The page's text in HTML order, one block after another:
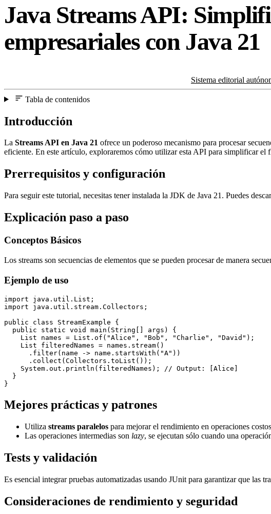
Java Streams API:
empresariales con Java 21
Sistema editorial
Tabla de contenidos
Introducción
La Streams API en Java 21 ofrece un poderoso mecanismo para procesar
eficiente. En este artículo, exploraremos cómo utilizar esta API para simplificar el
Prerrequisitos y configuración
Para seguir este tutorial, necesitas tener instalada la JDK de Java 21. Puedes
Explicación paso a paso
Conceptos Básicos
Los streams son secuencias de elementos que se pueden procesar de manera
Ejemplo de uso
import java.util.List;
import java.util.stream.Collectors;
public class StreamExample {
  public static void main(String[] args) {
    List names = List.of("Alice", "Bob", "Charlie", "David");
    List filteredNames = names.stream()
      .filter(name -> name.startsWith("A"))
      .collect(Collectors.toList());
    System.out.println(filteredNames); // Output: [Alice]
  }
Mejores prácticas y patrones
Utiliza streams paralelos para mejorar el rendimiento en operaciones
Las operaciones intermedias son lazy, se ejecutan sólo cuando una
Tests y validación
Es esencial integrar pruebas automatizadas usando JUnit para garantizar que las
Consideraciones de rendimiento y seguridad